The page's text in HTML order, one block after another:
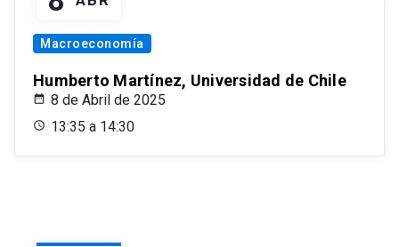
Macroeconomía
Humberto Martínez, Universidad de Chile
8 de Abril de 2025
13:35 a 14:30